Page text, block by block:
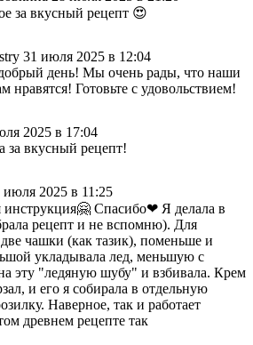
за вкусный рецепт 😍
31 июля 2025 в 12:04
день! Мы очень рады, что наши
нравятся! Готовьте с удовольствием!
2025 в 17:04
за вкусный рецепт!
июля 2025 в 11:25
инструкция🤗 Спасибо❤ Я делала в
рецепт и не вспомню). Для
чашки (как тазик), поменьше и
укладывала лед, меньшую с
эту "ледяную шубу" и взбивала. Крем
и его я собирала в отдельную
Наверное, так и работает
древнем рецепте так